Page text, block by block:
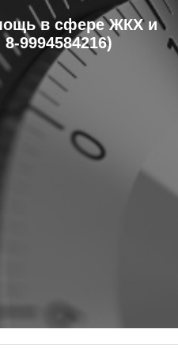
в сфере ЖКХ и
9994584216)